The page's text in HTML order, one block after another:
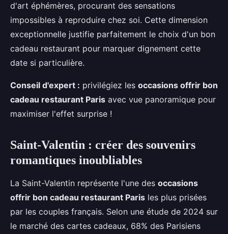
d'art éphémères, procurant des sensations
impossibles à reproduire chez soi. Cette dimension
exceptionnelle justifie parfaitement le choix d'un bon
cadeau restaurant pour marquer dignement cette
date si particulière.
Conseil d'expert : privilégiez les occasions offrir bon
cadeau restaurant Paris avec vue panoramique pour
maximiser l'effet surprise !
Saint-Valentin : créer des souvenirs
romantiques inoubliables
La Saint-Valentin représente l'une des occasions
offrir bon cadeau restaurant Paris les plus prisées
par les couples français. Selon une étude de 2024 sur
le marché des cartes cadeaux, 68% des Parisiens